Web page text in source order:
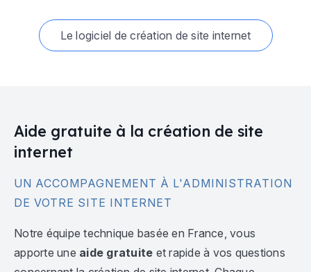
Le logiciel de création de site internet
Aide gratuite à la création de site
internet
UN ACCOMPAGNEMENT À L'ADMINISTRATION
DE VOTRE SITE INTERNET
Notre équipe technique basée en France, vous
apporte une aide gratuite et rapide à vos questions